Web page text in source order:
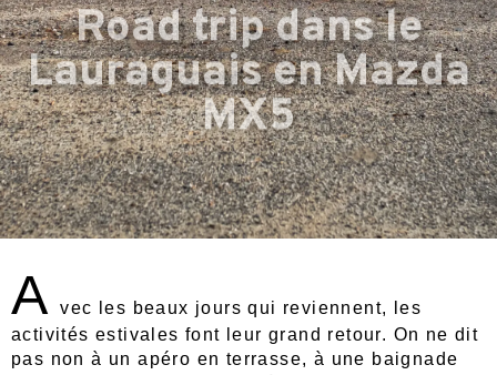
Road trip dans le
Lauraguais en Mazda
MX5
A
vec les beaux jours qui reviennent, les
activités estivales font leur grand retour. On ne dit
pas non à un apéro en terrasse, à une baignade